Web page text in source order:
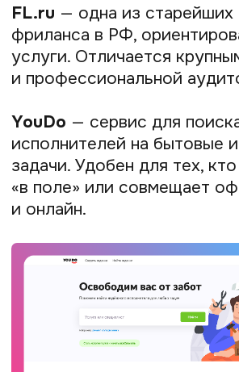
SendPulse— многоканальная
маркетинговая платформа для email-
рассылок, чат-ботов и push-
с клиентской базой в одном месте.
Сейчас особенно актуально
интегрировать AI-сервисы в маркетинг,
чтобы быстро тестировать гипотезы
и выпускать креативы без привлечения
дорогих дизайнеров.